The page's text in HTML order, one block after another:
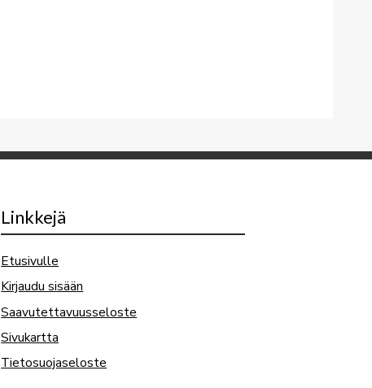
Linkkejä
Etusivulle
Kirjaudu sisään
Saavutettavuusseloste
Sivukartta
Tietosuojaseloste